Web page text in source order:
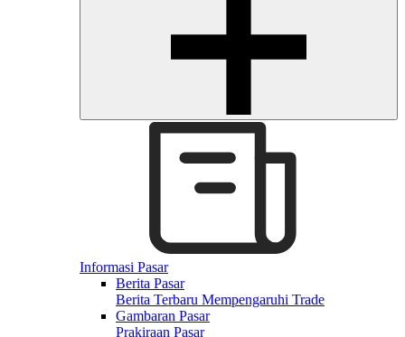
Informasi Pasar
Berita Pasar
Berita Terbaru Mempengaruhi Trade
Gambaran Pasar
Prakiraan Pasar